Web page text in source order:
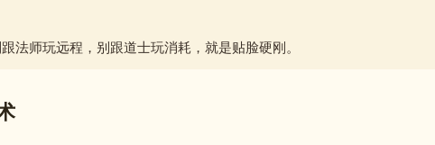
法师玩远程，别跟道士玩消耗，就是贴脸硬刚。